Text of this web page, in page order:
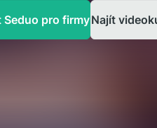
pro firmyNajít